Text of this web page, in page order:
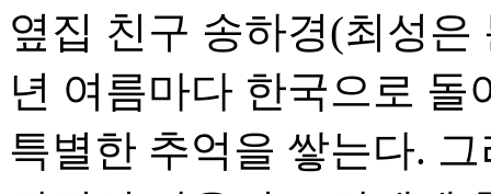
옆집 친구 송하경(최성
년 여름마다 한국으로
특별한 추억을 쌓는다.